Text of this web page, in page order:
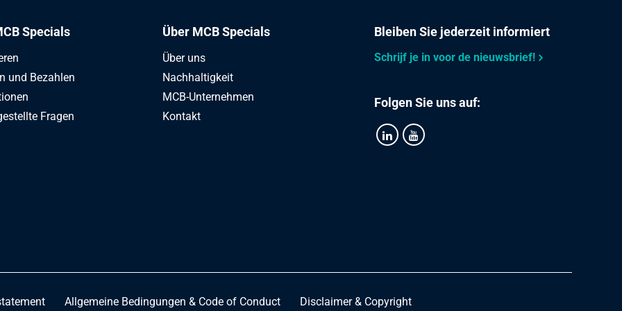
Ympress 250 C 2500x1250x8 Laser gefettet 200,00
Wählen
Ympress 250 C 3000x1500x8 Laser gefettet
250 C 4000x2000x8 Laser gefettet
Specials
und Bezahlen
Fragen
Über MCB Specials
Über uns
Nachhaltigkeit
MCB-Unternehmen
Kontakt
Bleiben Sie jederzeit informiert
Schrijf je in voor de nieuwsbrief!
Folgen Sie uns auf:
Allgemeine Bedingungen & Code of Conduct Disclaimer & Copyright